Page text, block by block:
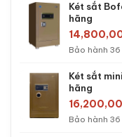
Két sắt
hãng
Bảo hành
Két sắt
hãng
Bảo hành